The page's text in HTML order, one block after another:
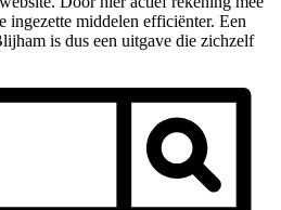
ingezette middelen efficiënter. Een
is dus een uitgave die zichzelf